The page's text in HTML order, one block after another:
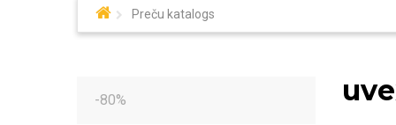
Preču katalogs
-80%